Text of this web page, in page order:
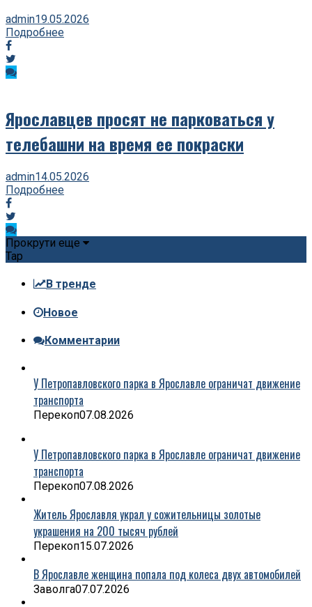
admin19.05.2026
Подробнее
Ярославцев просят не парковаться у
телебашни на время ее покраски
admin14.05.2026
Подробнее
Прокрути еще
Tap
В тренде
Новое
Комментарии
У Петропавловского парка в Ярославле ограничат движение
транспорта
Перекоп07.08.2026
У Петропавловского парка в Ярославле ограничат движение
транспорта
Перекоп07.08.2026
Житель Ярославля украл у сожительницы золотые
украшения на 200 тысяч рублей
Перекоп15.07.2026
В Ярославле женщина попала под колеса двух автомобилей
Заволга07.07.2026